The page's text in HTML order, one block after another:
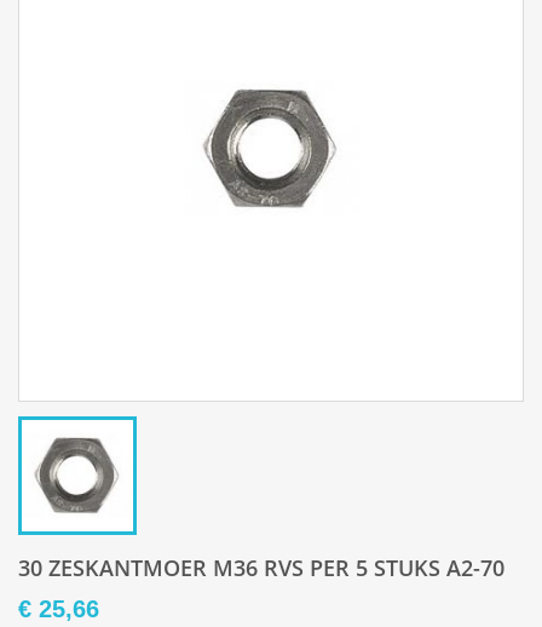
30 ZESKANTMOER M36 RVS PER 5 STUKS A2-70
€ 25,66